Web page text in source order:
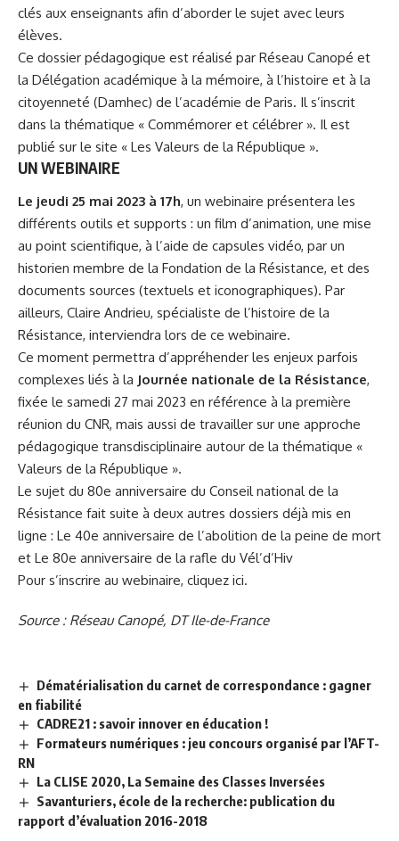
clés aux enseignants afin d’aborder le sujet avec leurs
élèves.
Ce dossier pédagogique est réalisé par Réseau Canopé et
la Délégation académique à la mémoire, à l’histoire et à la
citoyenneté (Damhec) de l’académie de Paris. Il s’inscrit
dans la thématique « Commémorer et célébrer ». Il est
publié sur le site « Les Valeurs de la République ».
UN WEBINAIRE
Le jeudi 25 mai 2023 à 17h, un webinaire présentera les
différents outils et supports : un film d’animation, une mise
au point scientifique, à l’aide de capsules vidéo, par un
historien membre de la Fondation de la Résistance, et des
documents sources (textuels et iconographiques). Par
ailleurs, Claire Andrieu, spécialiste de l’histoire de la
Résistance, interviendra lors de ce webinaire.
Ce moment permettra d’appréhender les enjeux parfois
complexes liés à la Journée nationale de la Résistance,
fixée le samedi 27 mai 2023 en référence à la première
réunion du CNR, mais aussi de travailler sur une approche
pédagogique transdisciplinaire autour de la thématique «
Valeurs de la République ».
Le sujet du 80e anniversaire du Conseil national de la
Résistance fait suite à deux autres dossiers déjà mis en
ligne : Le 40e anniversaire de l’abolition de la peine de mort
et Le 80e anniversaire de la rafle du Vél’d’Hiv
Pour s’inscrire au webinaire, cliquez ici.
Source : Réseau Canopé, DT Ile-de-France
Dématérialisation du carnet de correspondance : gagner
en fiabilité
CADRE21 : savoir innover en éducation !
Formateurs numériques : jeu concours organisé par l’AFT-
RN
La CLISE 2020, La Semaine des Classes Inversées
Savanturiers, école de la recherche: publication du
rapport d’évaluation 2016-2018